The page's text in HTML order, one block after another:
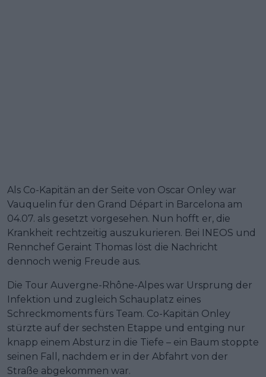
Als Co-Kapitän an der Seite von Oscar Onley war
Vauquelin für den Grand Départ in Barcelona am
04.07. als gesetzt vorgesehen. Nun hofft er, die
Krankheit rechtzeitig auszukurieren. Bei INEOS und
Rennchef Geraint Thomas löst die Nachricht
dennoch wenig Freude aus.
Die Tour Auvergne-Rhône-Alpes war Ursprung der
Infektion und zugleich Schauplatz eines
Schreckmoments fürs Team. Co-Kapitän Onley
stürzte auf der sechsten Etappe und entging nur
knapp einem Absturz in die Tiefe – ein Baum stoppte
seinen Fall, nachdem er in der Abfahrt von der
Straße abgekommen war.